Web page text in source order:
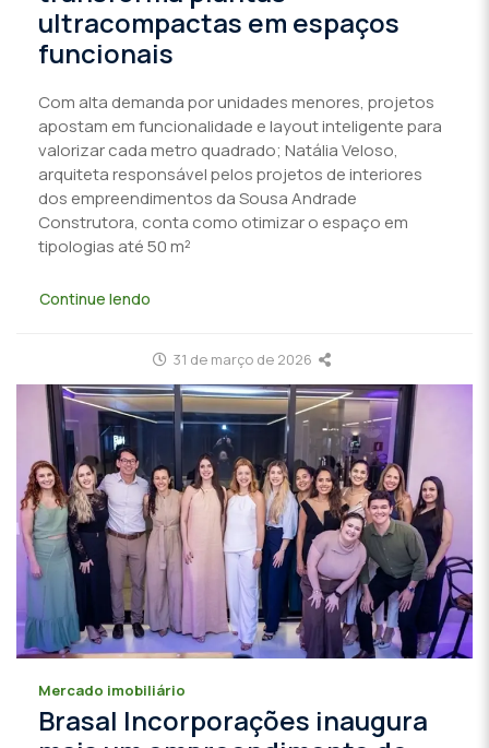
ultracompactas em espaços
funcionais
Com alta demanda por unidades menores, projetos
apostam em funcionalidade e layout inteligente para
valorizar cada metro quadrado; Natália Veloso,
arquiteta responsável pelos projetos de interiores
dos empreendimentos da Sousa Andrade
Construtora, conta como otimizar o espaço em
tipologias até 50 m²
Continue lendo
31 de março de 2026
Mercado imobiliário
Brasal Incorporações inaugura